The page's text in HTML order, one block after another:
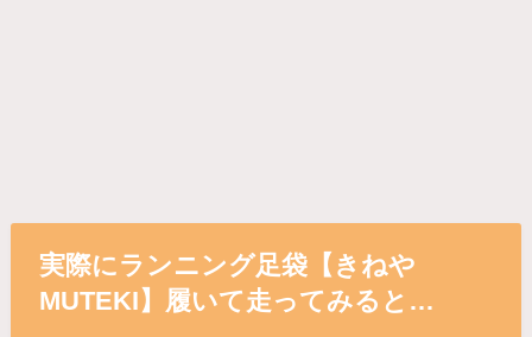
実際にランニング足袋【きねや
MUTEKI】履いて走ってみると…